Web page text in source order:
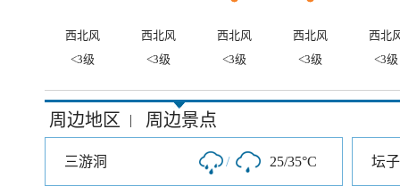
西北风 西北风 西北风 西北风
西北
<3级
<3级 <3级 <3级 <3级
周边地区 | 周边景点
三游洞 / 25/35°C 坛